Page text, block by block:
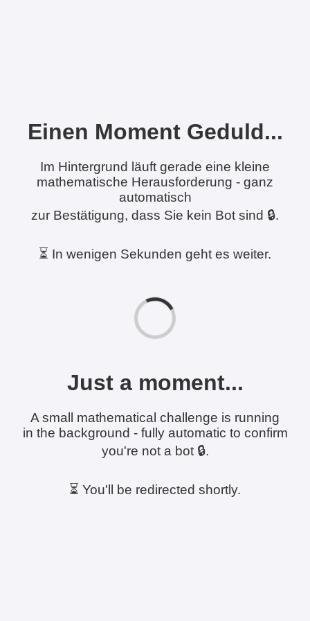
Einen Moment Geduld...
Im Hintergrund läuft gerade eine kleine
mathematische Herausforderung - ganz
automatisch
zur Bestätigung, dass Sie kein Bot sind 🔒.
⏳ In wenigen Sekunden geht es weiter.
Just a moment...
A small mathematical challenge is running
in the background - fully automatic to confirm
you're not a bot 🔒.
⏳ You'll be redirected shortly.